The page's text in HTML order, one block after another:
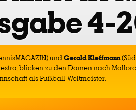
4-
undGerald Kleffmann
blicken zu den Damen nach
als Fußball-Weltmeister.